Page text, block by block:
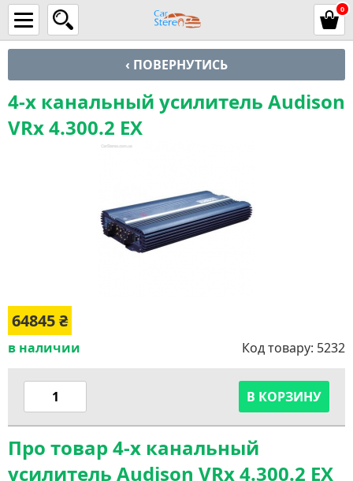
0
‹ ПОВЕРНУТИСЬ
4-х канальный усилитель Audison
VRx 4.300.2 EX
64845₴
в наличии Код товару: 5232
В КОРЗИНУ
Про товар 4-х канальный
усилитель Audison VRx 4.300.2 EX